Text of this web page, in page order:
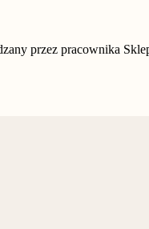
przez pracownika